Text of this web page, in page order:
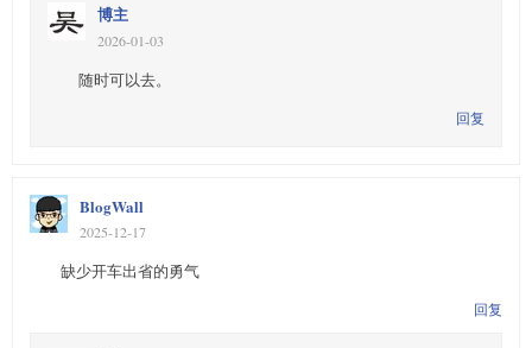
博主
2026-01-03
随时可以去。
回复
BlogWall
2025-12-17
缺少开车出省的勇气
回复